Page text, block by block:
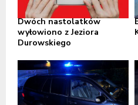
Dwóch nastolatków
wyłowiono z Jeziora
Durowskiego